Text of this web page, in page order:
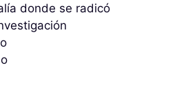
donde se radicó